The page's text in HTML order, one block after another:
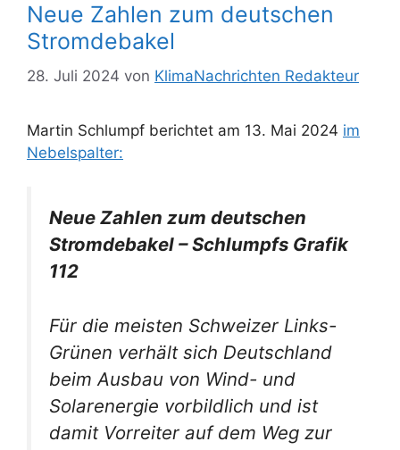
Neue Zahlen zum deutschen
Stromdebakel
28. Juli 2024 von KlimaNachrichten Redakteur
Martin Schlumpf berichtet am 13. Mai 2024 im
Nebelspalter:
Neue Zahlen zum deutschen
Stromdebakel – Schlumpfs Grafik
112
Für die meisten Schweizer Links-
Grünen verhält sich Deutschland
beim Ausbau von Wind- und
Solarenergie vorbildlich und ist
damit Vorreiter auf dem Weg zur